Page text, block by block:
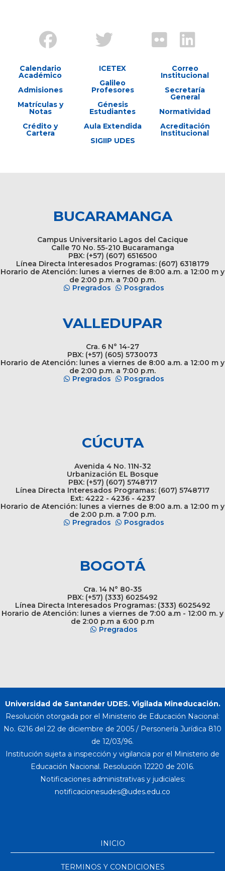
Calendario
Académico
Admisiones
Matrículas y
Notas
Crédito y
Cartera
ICETEX
Galileo
Profesores
Génesis
Estudiantes
Aula Extendida
SIGIIP UDES
Correo
Institucional
Secretaría
General
Normatividad
Acreditación
Institucional
BUCARAMANGA
Campus Universitario Lagos del Cacique
Calle 70 No. 55-210 Bucaramanga
PBX: (+57) (607) 6516500
Línea Directa Interesados Programas: (607) 6318179
Horario de Atención: lunes a viernes de 8:00 a.m. a 12:00 m y
de 2:00 p.m. a 7:00 p.m.
Pregrados
Posgrados
VALLEDUPAR
Cra. 6 N° 14-27
PBX: (+57) (605) 5730073
Horario de Atención: lunes a viernes de 8:00 a.m. a 12:00 m y
de 2:00 p.m. a 7:00 p.m.
Pregrados
Posgrados
CÚCUTA
Avenida 4 No. 11N-32
Urbanización EL Bosque
PBX: (+57) (607) 5748717
Línea Directa Interesados Programas: (607) 5748717
Ext: 4222 - 4236 - 4237
Horario de Atención: lunes a viernes de 8:00 a.m. a 12:00 m y
de 2:00 p.m. a 7:00 p.m.
Pregrados
Posgrados
BOGOTÁ
Cra. 14 N° 80-35
PBX: (+57) (333) 6025492
Línea Directa Interesados Programas: (333) 6025492
Horario de Atención: lunes a viernes de 7:00 a.m - 12:00 m. y
de 2:00 p.m a 6:00 p.m
Pregrados
Universidad de Santander UDES. Vigilada Mineducación.
Resolución otorgada por el Ministerio de Educación Nacional:
No. 6216 del 22 de diciembre de 2005 / Personería Jurídica 810
de 12/03/96.
Institución sujeta a inspección y vigilancia por el Ministerio de
Educación Nacional. Resolución 12220 de 2016.
Notificaciones administrativas y judiciales:
INICIO
TERMINOS Y CONDICIONES